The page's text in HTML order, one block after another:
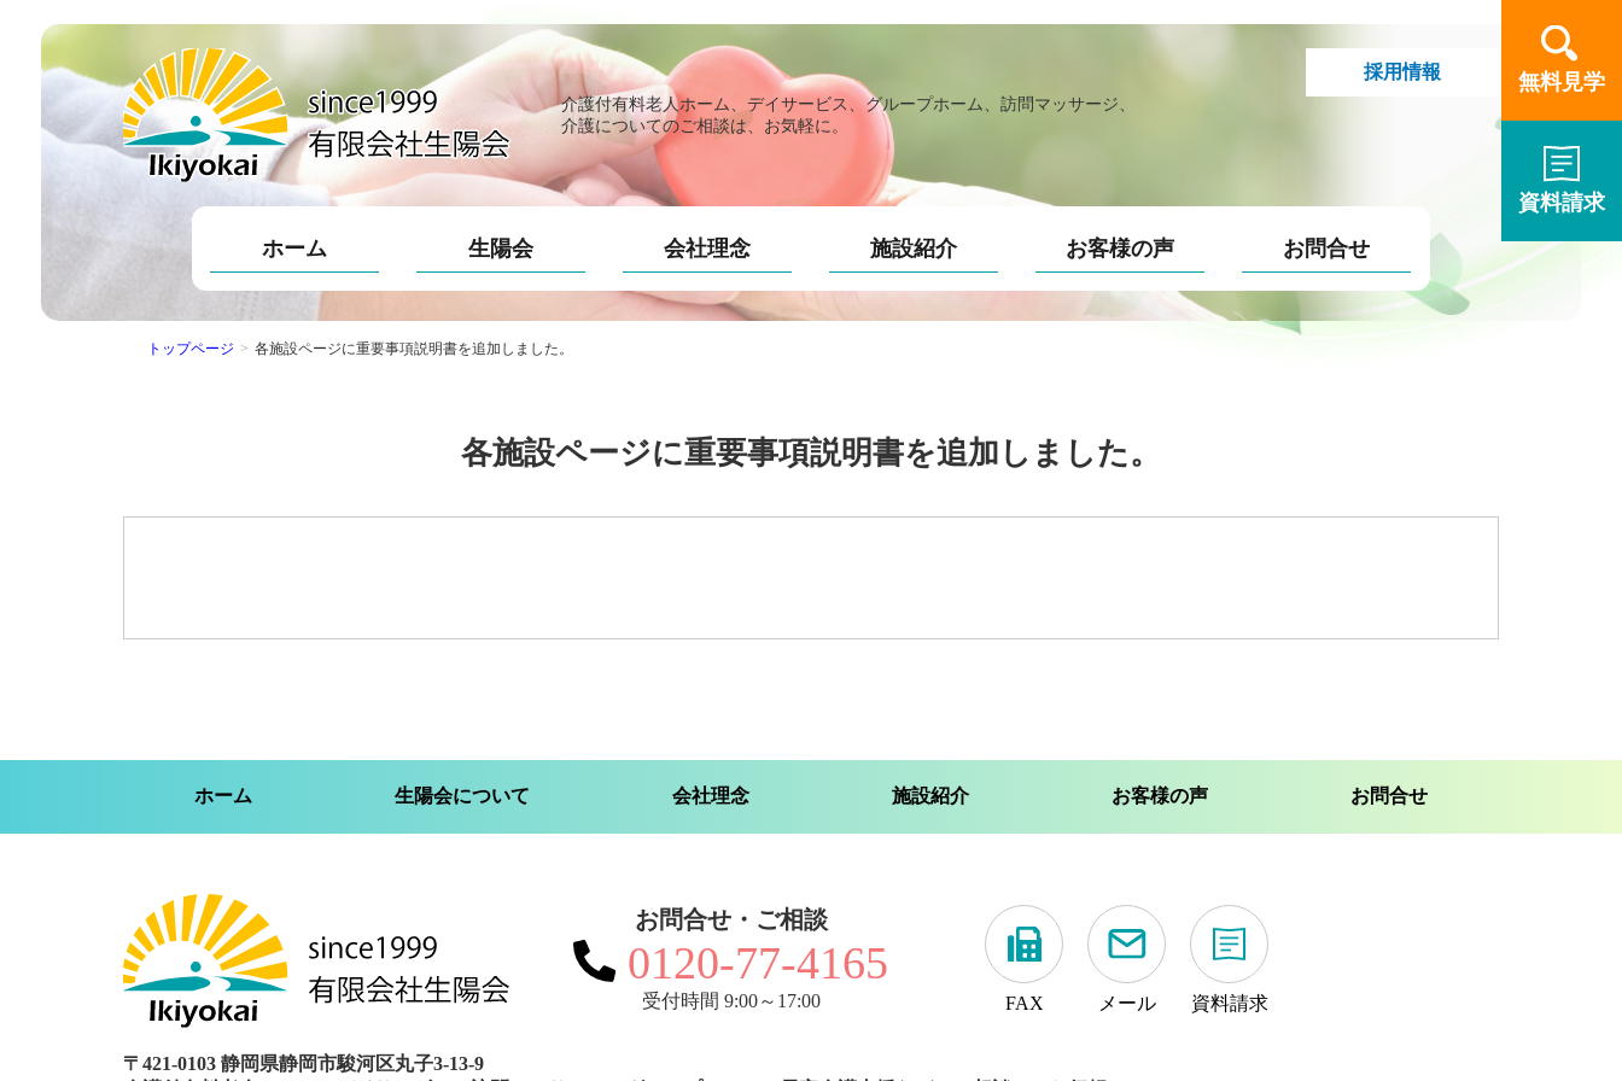
介護付有料老人ホーム、デイサービス、グループホーム、訪問マッサージ、
介護についてのご相談は、お気軽に。
採用情報
ホーム 生陽会 会社理念 施設紹介 お客様の声 お問合せ
トップページ > 各施設ページに重要事項説明書を追加しました。
各施設ページに重要事項説明書を追加しました。
ホーム 生陽会について 会社理念 施設紹介 お客様の声 お問合せ
お問合せ・ご相談
0120-77-4165
受付時間 9:00～17:00 FAX メール 資料請求
〒421-0103 静岡県静岡市駿河区丸子3-13-9
無料見学
資料請求